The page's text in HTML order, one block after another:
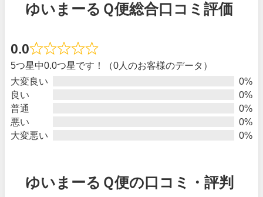
ゆいまーるＱ便総合口コミ評価
0.0
5つ星中0.0つ星です！（0人のお客様のデータ）
大変良い
0%
良い
0%
普通
0%
悪い
0%
大変悪い
0%
ゆいまーるＱ便の口コミ・評判